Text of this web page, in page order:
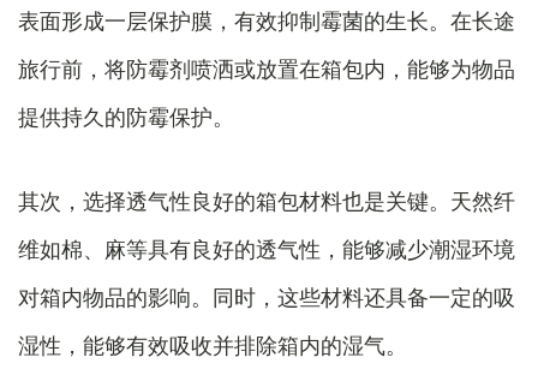
表面形成一层保护膜，有效抑制霉菌的生长。在长途
旅行前，将防霉剂喷洒或放置在箱包内，能够为物品
提供持久的防霉保护。
其次，选择透气性良好的箱包材料也是关键。天然纤
维如棉、麻等具有良好的透气性，能够减少潮湿环境
对箱内物品的影响。同时，这些材料还具备一定的吸
湿性，能够有效吸收并排除箱内的湿气。